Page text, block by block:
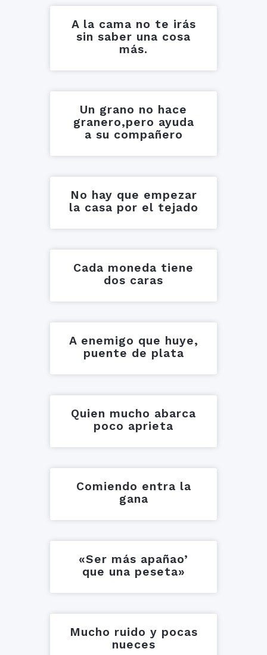
A la cama no te irás
sin saber una cosa
más.
Un grano no hace
granero,pero ayuda
a su compañero
No hay que empezar
la casa por el tejado
Cada moneda tiene
dos caras
A enemigo que huye,
puente de plata
Quien mucho abarca
poco aprieta
Comiendo entra la
gana
«Ser más apañao’
que una peseta»
Mucho ruido y pocas
nueces